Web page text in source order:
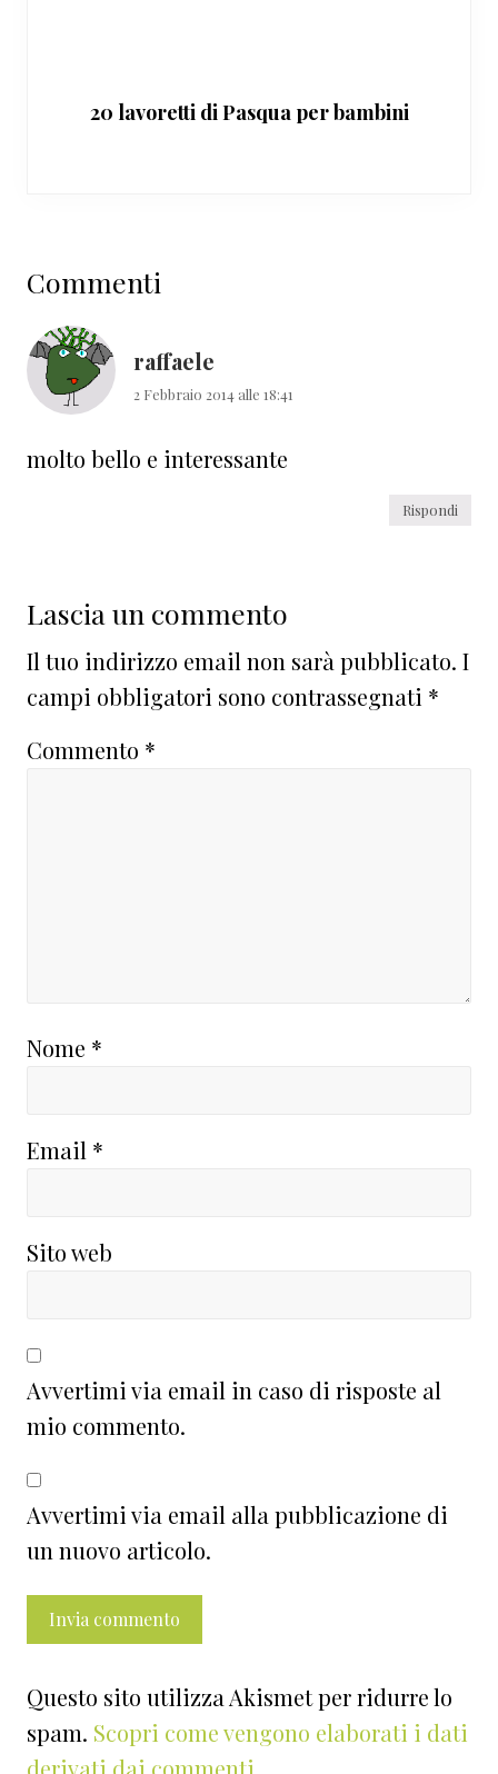
20 lavoretti di Pasqua per bambini
del
lettore
Commenti
raffaele
2 Febbraio 2014 alle 18:41
molto bello e interessante
Rispondi
Lascia un commento
Il tuo indirizzo email non sarà pubblicato. I
campi obbligatori sono contrassegnati *
Commento *
Nome *
Email *
Sito web
Avvertimi via email in caso di risposte al
mio commento.
Avvertimi via email alla pubblicazione di
un nuovo articolo.
Questo sito utilizza Akismet per ridurre lo
spam. Scopri come vengono elaborati i dati